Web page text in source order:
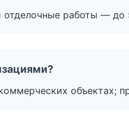
работы — до
объектах;